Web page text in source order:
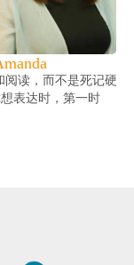
阅读，而不是死记硬
表达时，第一时